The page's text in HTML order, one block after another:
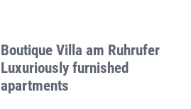
Boutique Villa am Ruhrufer
Luxuriously furnished
apartments